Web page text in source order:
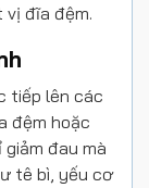
đĩa đệm.
tiếp lên các
đệm hoặc
đau mà
tê bì, yếu cơ